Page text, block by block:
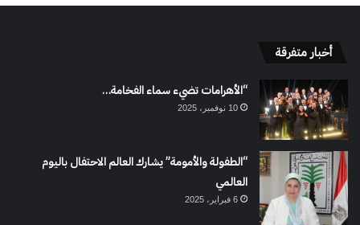
أخبار متفرقة
“الأهرامات تضيء سماء الفخامة…
10 نوفمبر، 2025
“الطفولة والأمومة” يشارك العالم الاحتفال باليوم
العالمي
6 فبراير، 2025